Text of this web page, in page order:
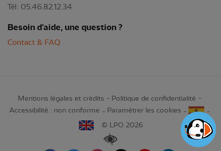
Tél: 05.46.82.12.34
Besoin d'aide, une question ?
Contact & FAQ
Mentions légales et crédits
Politique de confidentialité
Accessibilité : non conforme
Paramétrer les cookies
© LPO 2026
Renforcer les contrastes